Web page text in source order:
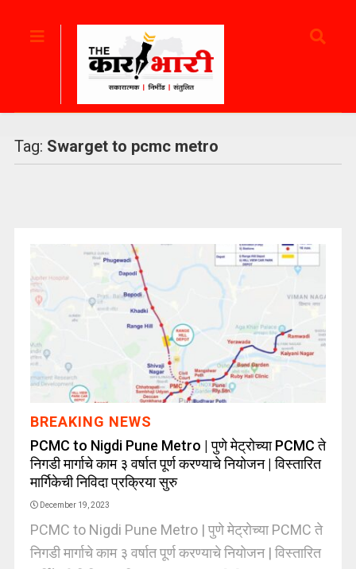
Tag: Swarget to pcmc metro
BREAKING NEWS
PCMC to Nigdi Pune Metro | पुणे मेट्रोच्या PCMC ते
निगडी मार्गाचे काम ३ वर्षात पूर्ण करण्याचे नियोजन | विस्तारित
मार्गिकेची निविदा प्रक्रिया सुरु
December 19, 2023
PCMC to Nigdi Pune Metro | पुणे मेट्रोच्या PCMC ते
निगडी मार्गाचे काम ३ वर्षात पूर्ण करण्याचे नियोजन | विस्तारित